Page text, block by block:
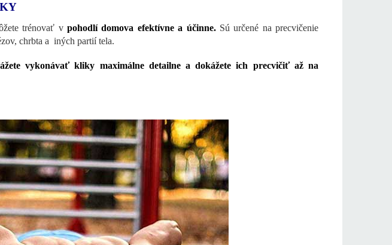
trénovať v pohodlí domova efektívne a účinne.Sú určené na precvičenie
chrbta a iných partií tela.
vykonávať kliky maximálne detailne a dokážete ich precvičiť až na